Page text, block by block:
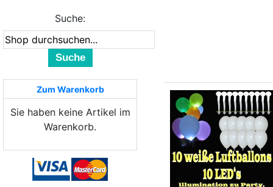
Suche:
Suche
Zum Warenkorb
Sie haben keine Artikel im
Warenkorb.